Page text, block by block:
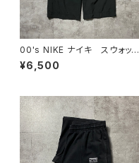
00's NIKE ナイキ スウォッシ
ュ 刺繍ロゴ クロップド丈
ブラック 黒 ナイロンショー
¥6,500